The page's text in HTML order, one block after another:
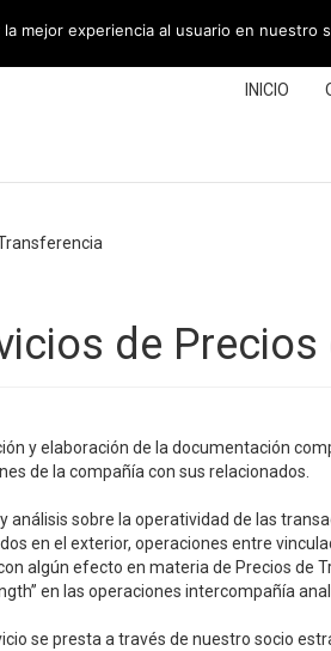
INICIO
de
y elaboración de la documentación
de la compañía con sus relacionados.
análisis sobre la operatividad de las
en el exterior, operaciones entre
algún efecto en materia de Precios de
en las operaciones intercompañía
se presta a través de nuestro socio
la mejor experiencia al usuario en